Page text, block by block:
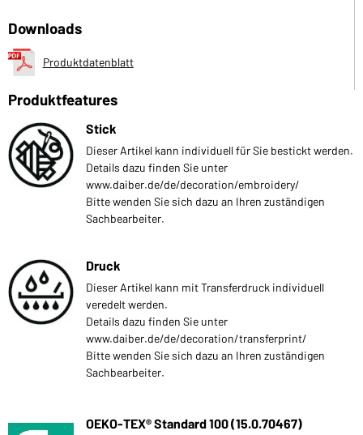
Downloads
Produktdatenblatt
Produktfeatures
Stick
Dieser Artikel kann individuell für Sie bestickt werden.
Details dazu finden Sie unter
www.daiber.de/de/decoration/embroidery/
Bitte wenden Sie sich dazu an Ihren zuständigen
Sachbearbeiter.
Druck
Dieser Artikel kann mit Transferdruck individuell
veredelt werden.
Details dazu finden Sie unter
www.daiber.de/de/decoration/transferprint/
Bitte wenden Sie sich dazu an Ihren zuständigen
Sachbearbeiter.
OEKO-TEX® Standard 100 (15.0.70467)